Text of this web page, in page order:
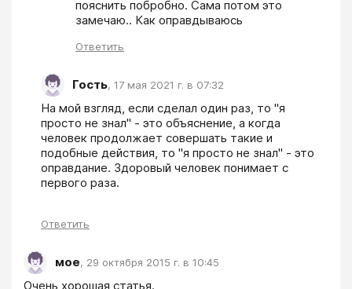
пояснить побробно. Сама потом это
замечаю.. Как оправдываюсь
Ответить
Гость, 17 мая 2021 г. в 07:32
На мой взгляд, если сделал один раз, то "я
просто не знал" - это объяснение, а когда
человек продолжает совершать такие и
подобные действия, то "я просто не знал" - это
оправдание. Здоровый человек понимает с
первого раза.
Ответить
мое, 29 октября 2015 г. в 10:45
Очень хорошая статья.